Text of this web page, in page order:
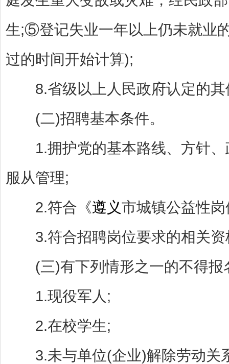
生;⑤登记失业一年以上仍未就业
过的时间开始计算);
8.省级以上人民政府认定的其
(二)招聘基本条件。
1.拥护党的基本路线、方针、
服从管理;
2.符合《遵义市城镇公益性
3.符合招聘岗位要求的相关资
(三)有下列情形之一的不得报
1.现役军人;
2.在校学生;
3.未与单位(企业)解除劳动关